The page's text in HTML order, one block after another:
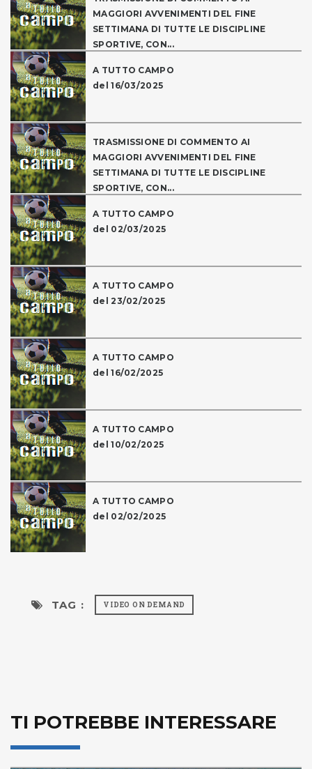
MAGGIORI AVVENIMENTI DEL FINE
SETTIMANA DI TUTTE LE DISCIPLINE
SPORTIVE, CON...
A TUTTO CAMPO
del 16/03/2025
TRASMISSIONE DI COMMENTO AI
MAGGIORI AVVENIMENTI DEL FINE
SETTIMANA DI TUTTE LE DISCIPLINE
SPORTIVE, CON...
A TUTTO CAMPO
del 02/03/2025
A TUTTO CAMPO
del 23/02/2025
A TUTTO CAMPO
del 16/02/2025
A TUTTO CAMPO
del 10/02/2025
A TUTTO CAMPO
del 02/02/2025
TAG : VIDEO ON DEMAND
TI POTREBBE INTERESSARE